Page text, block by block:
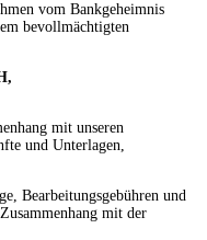
vom Bankgeheimnis
bevollmächtigten
mit unseren
und Unterlagen,
Bearbeitungsgebühren und
mit der